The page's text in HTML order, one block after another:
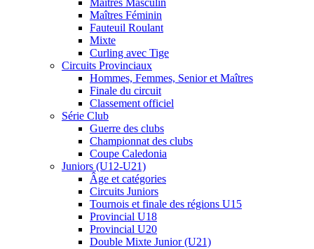
Maîtres Masculin
Maîtres Féminin
Fauteuil Roulant
Mixte
Curling avec Tige
Circuits Provinciaux
Hommes, Femmes, Senior et Maîtres
Finale du circuit
Classement officiel
Série Club
Guerre des clubs
Championnat des clubs
Coupe Caledonia
Juniors (U12-U21)
Âge et catégories
Circuits Juniors
Tournois et finale des régions U15
Provincial U18
Provincial U20
Double Mixte Junior (U21)